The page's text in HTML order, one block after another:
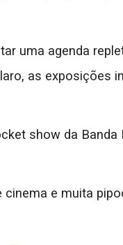
uma agenda
as exposições
show da Banda
e muita